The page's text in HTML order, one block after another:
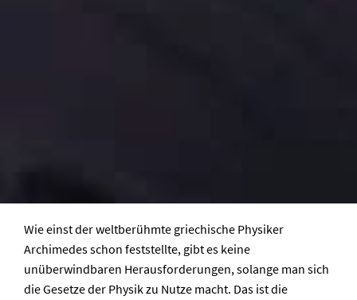
Wie einst der weltberühmte griechische Physiker
Archimedes schon feststellte, gibt es keine
unüberwindbaren Herausforderungen, solange man sich
die Gesetze der Physik zu Nutze macht. Das ist die